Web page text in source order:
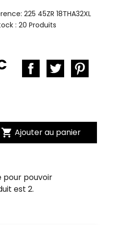
225 45ZR 18THA32XL
:20 Produits
shopping_cart Ajouter au panier
pour pouvoir
est 2.